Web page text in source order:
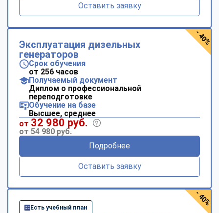
Оставить заявку
Эксплуатация дизельных
генераторов
Срок обучения
от 256 часов
Получаемый документ
Диплом о профессиональной
переподготовке
Обучение на базе
Высшее, среднее
от 32 980 руб.
от 54 980 руб.
Подробнее
Оставить заявку
- 40%
Есть учебный план
- 40%